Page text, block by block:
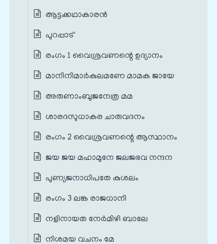
ആട്ടക്കഥാകാരൻ
പുറപ്പാട്
രംഗം 1 വൈശ്രവണന്റെ ഉദ്യാനം
മാനിനിമാർകുലമണേ മാമക ജായേ
അരുണാംബുജനേത്ര മമ
ശാരദസുധാകര ചാരുവദനം
രംഗം 2 വൈശ്രവണന്റെ ആസ്ഥാനം
ജയ ജയ മഹാമുനേ ജലജഭവ നന്ദന
പുണ്യജനാധിപതേ കുശലം
രംഗം 3 ലങ്ക രാജധാനി
നളിനായത നേർമിഴി ബാലേ
നിശമയ വചനം മേ